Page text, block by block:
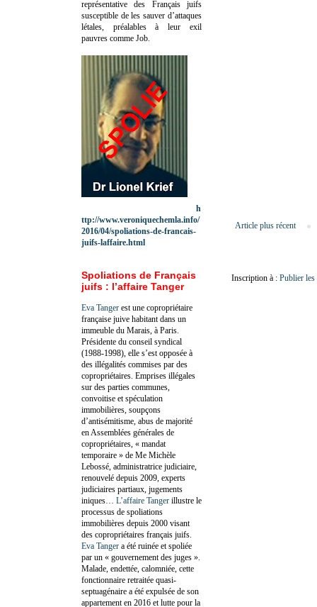
Article plus récent
Inscription à : Publier
représentative des Français juifs
susceptible de les sauver d’attaques
létales, préalables à leur exil
pauvres comme Job.
h
ttp://www.veroniquechemla.info/
2016/04/spoliations-de-francais-
juifs-laffaire.html
Spoliations de Français
juifs : l’affaire Tanger
Eva Tanger est une copropriétaire
française juive habitant dans un
immeuble du Marais, à Paris.
Présidente du conseil syndical
(1988-1998), elle s’est opposée à
des illégalités commises par des
copropriétaires. Emprises illégales
sur des parties communes,
convoitise et spéculation
immobilières, soupçons
d’antisémitisme, abus de majorité
en Assemblées générales de
copropriétaires, « mandat
temporaire » de Me Michèle
Lebossé, administratrice judiciaire,
renouvelé depuis 2009, experts
judiciaires partiaux, jugements
iniques… L’affaire Tanger illustre le
processus de spoliations
immobilières depuis 2000 visant
des copropriétaires français juifs.
Eva Tanger a été ruinée et spoliée
par un « gouvernement des juges ».
Malade, endettée, calomniée, cette
fonctionnaire retraitée quasi-
septuagénaire a été expulsée de son
appartement en 2016 et lutte pour la